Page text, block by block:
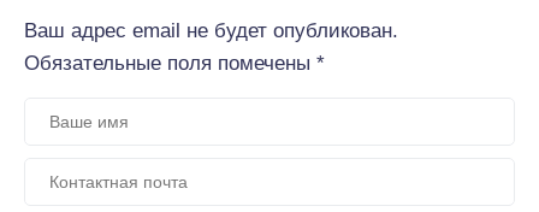
Ваш адрес email не будет опубликован.
Обязательные поля помечены *